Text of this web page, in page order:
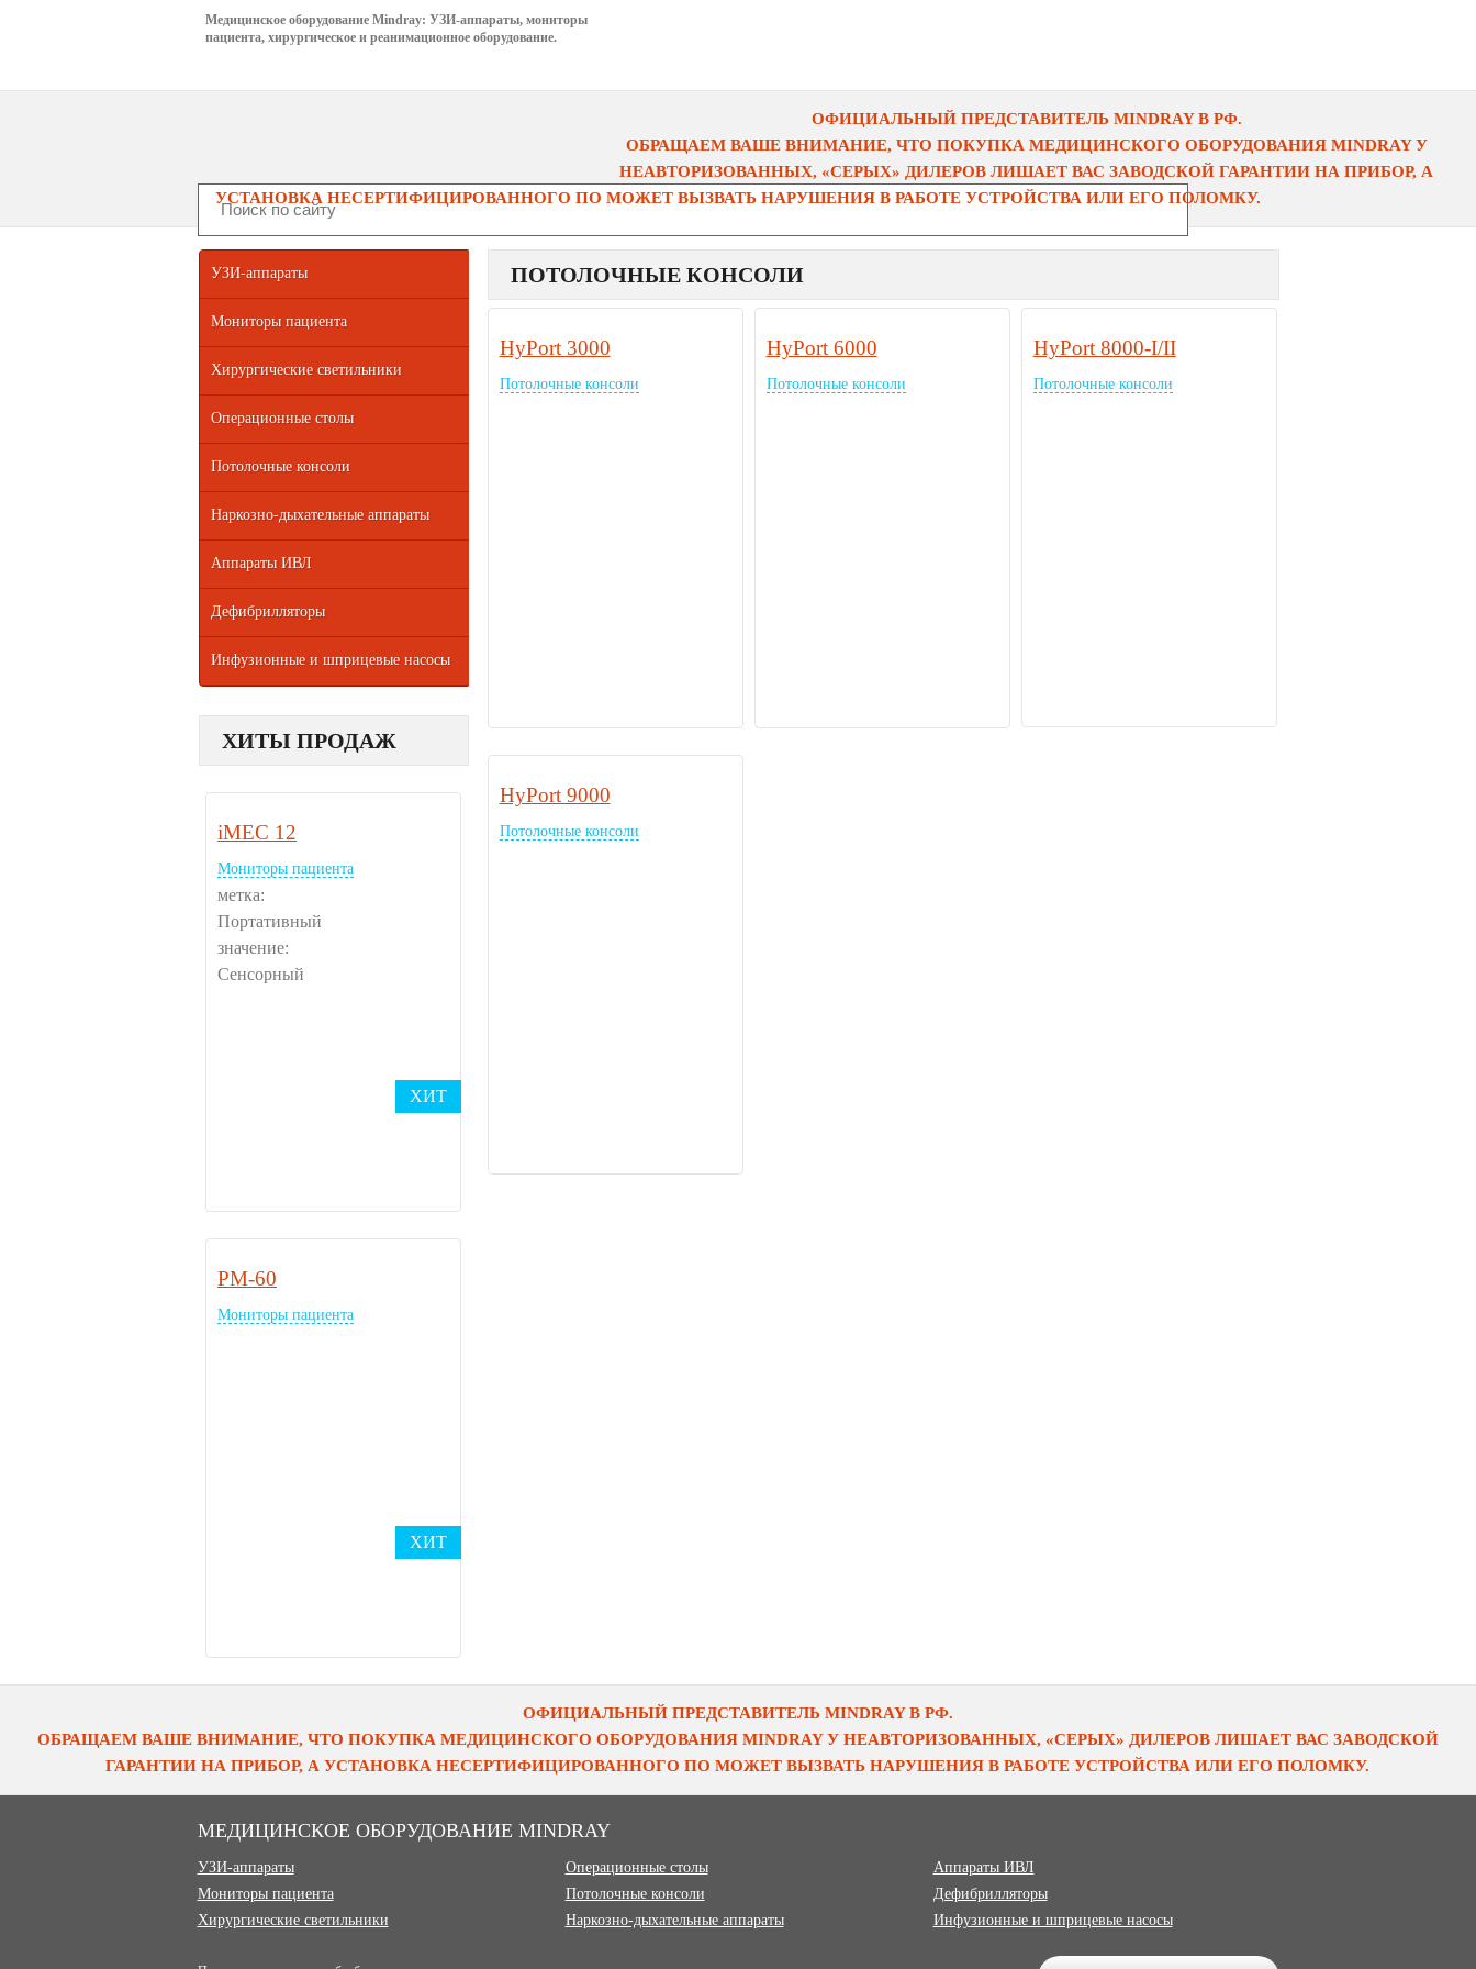
Медицинское оборудование Mindray: УЗИ-аппараты, мониторы
пациента, хирургическое и реанимационное оборудование.
ОФИЦИАЛЬНЫЙ ПРЕДСТАВИТЕЛЬ MINDRAY В РФ.
ОБРАЩАЕМ ВАШЕ ВНИМАНИЕ, ЧТО ПОКУПКА МЕДИЦИНСКОГО ОБОРУДОВАНИЯ MINDRAY У
НЕАВТОРИЗОВАННЫХ, «СЕРЫХ» ДИЛЕРОВ ЛИШАЕТ ВАС ЗАВОДСКОЙ ГАРАНТИИ НА ПРИБОР, А
УСТАНОВКА НЕСЕРТИФИЦИРОВАННОГО ПО МОЖЕТ ВЫЗВАТЬ НАРУШЕНИЯ В РАБОТЕ УСТРОЙСТВА ИЛИ ЕГО ПОЛОМКУ.
УЗИ-аппараты
Мониторы пациента
Хирургические светильники
Операционные столы
Потолочные консоли
Наркозно-дыхательные аппараты
Аппараты ИВЛ
Дефибрилляторы
Инфузионные и шприцевые насосы
ХИТЫ ПРОДАЖ
iMEC 12
ХИТ
Мониторы пациента
метка:
Портативный
значение:
Сенсорный
PM-60
ХИТ
Мониторы пациента
ПОТОЛОЧНЫЕ КОНСОЛИ
HyPort 3000
Потолочные консоли
HyPort 6000
Потолочные консоли
HyPort 8000-I/II
Потолочные консоли
HyPort 9000
Потолочные консоли
ОФИЦИАЛЬНЫЙ ПРЕДСТАВИТЕЛЬ MINDRAY В РФ.
ОБРАЩАЕМ ВАШЕ ВНИМАНИЕ, ЧТО ПОКУПКА МЕДИЦИНСКОГО ОБОРУДОВАНИЯ MINDRAY У НЕАВТОРИЗОВАННЫХ, «СЕРЫХ» ДИЛЕРОВ ЛИШАЕТ ВАС ЗАВОДСКОЙ
ГАРАНТИИ НА ПРИБОР, А УСТАНОВКА НЕСЕРТИФИЦИРОВАННОГО ПО МОЖЕТ ВЫЗВАТЬ НАРУШЕНИЯ В РАБОТЕ УСТРОЙСТВА ИЛИ ЕГО ПОЛОМКУ.
МЕДИЦИНСКОЕ ОБОРУДОВАНИЕ MINDRAY
УЗИ-аппараты
Мониторы пациента
Хирургические светильники
Операционные столы
Потолочные консоли
Наркозно-дыхательные аппараты
Аппараты ИВЛ
Дефибрилляторы
Инфузионные и шприцевые насосы